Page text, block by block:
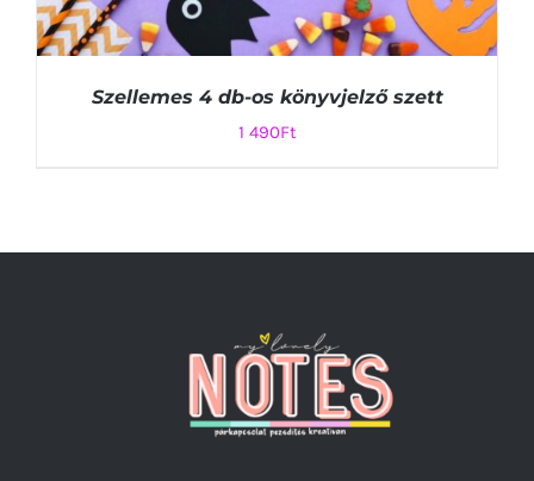
Szellemes 4 db-os könyvjelző szett
1 490Ft